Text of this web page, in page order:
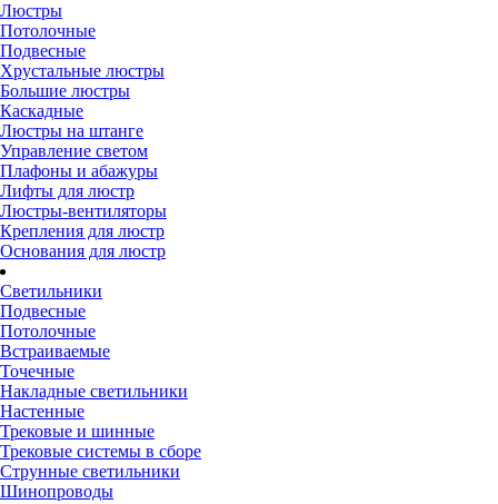
Люстры
Потолочные
Подвесные
Хрустальные люстры
Большие люстры
Каскадные
Люстры на штанге
Управление светом
Плафоны и абажуры
Лифты для люстр
Люстры-вентиляторы
Крепления для люстр
Основания для люстр
Светильники
Подвесные
Потолочные
Встраиваемые
Точечные
Накладные светильники
Настенные
Трековые и шинные
Трековые системы в сборе
Струнные светильники
Шинопроводы